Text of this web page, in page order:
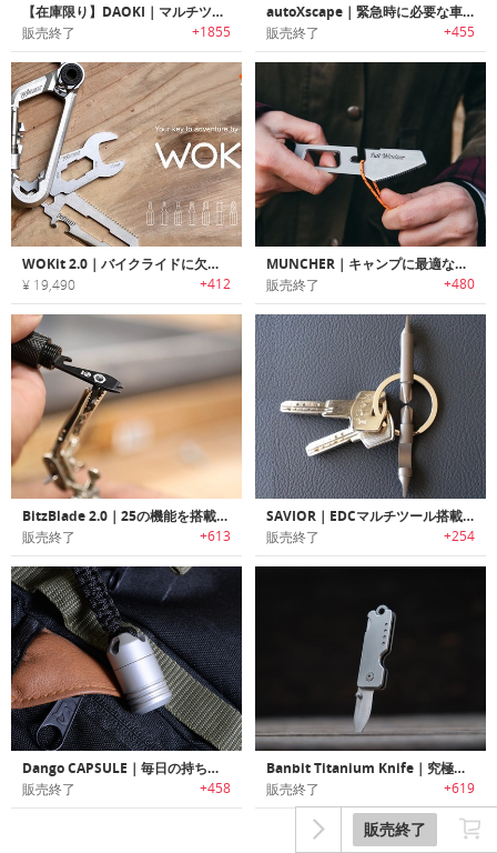
販売終了
【在庫限り】DAOKI｜マルチツール搭載7イン1サバイバルカラビナ
販売終了 +1855
autoXscape｜緊急時に必要な車内脱出ツール搭載フラッシュライト「オートエスケープ」
販売終了 +455
WOKit 2.0｜バイクライドに欠かせないカラビナデザインユニバーサルマルチツール「ウォキット2.0」
¥ 19,490 +412
MUNCHER｜キャンプに最適なチタン製多機能ユーテンシル「マンチャー」
販売終了 +480
BitzBlade 2.0｜25の機能を搭載したEDCマルチツール「ビッツブレード2.0」
販売終了 +613
SAVIOR｜EDCマルチツール搭載チタン製キーリング「セービアー」
販売終了 +254
Dango CAPSULE｜毎日の持ち運びに最適なピルケース
販売終了 +458
Banbit Titanium Knife｜究極のチタン製キーチェーンナイフ「バンディッド」
販売終了 +619